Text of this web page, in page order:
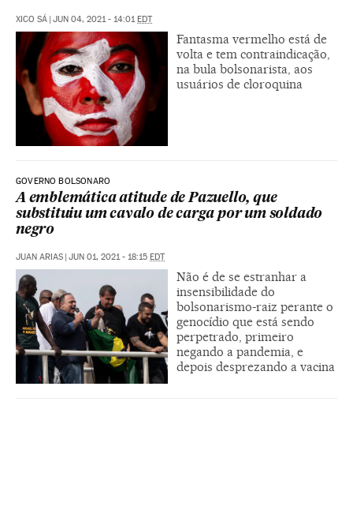
XICO SÁ | JUN 04, 2021 - 14:01EDT
Fantasma vermelho está de
volta e tem contraindicação,
na bula bolsonarista, aos
usuários de cloroquina
GOVERNO BOLSONARO
A emblemática atitude de Pazuello, que
substituiu um cavalo de carga por um soldado
negro
JUAN ARIAS | JUN 01, 2021 - 18:15 EDT
Não é de se estranhar a
insensibilidade do
bolsonarismo-raiz perante o
genocídio que está sendo
perpetrado, primeiro
negando a pandemia, e
depois desprezando a vacina